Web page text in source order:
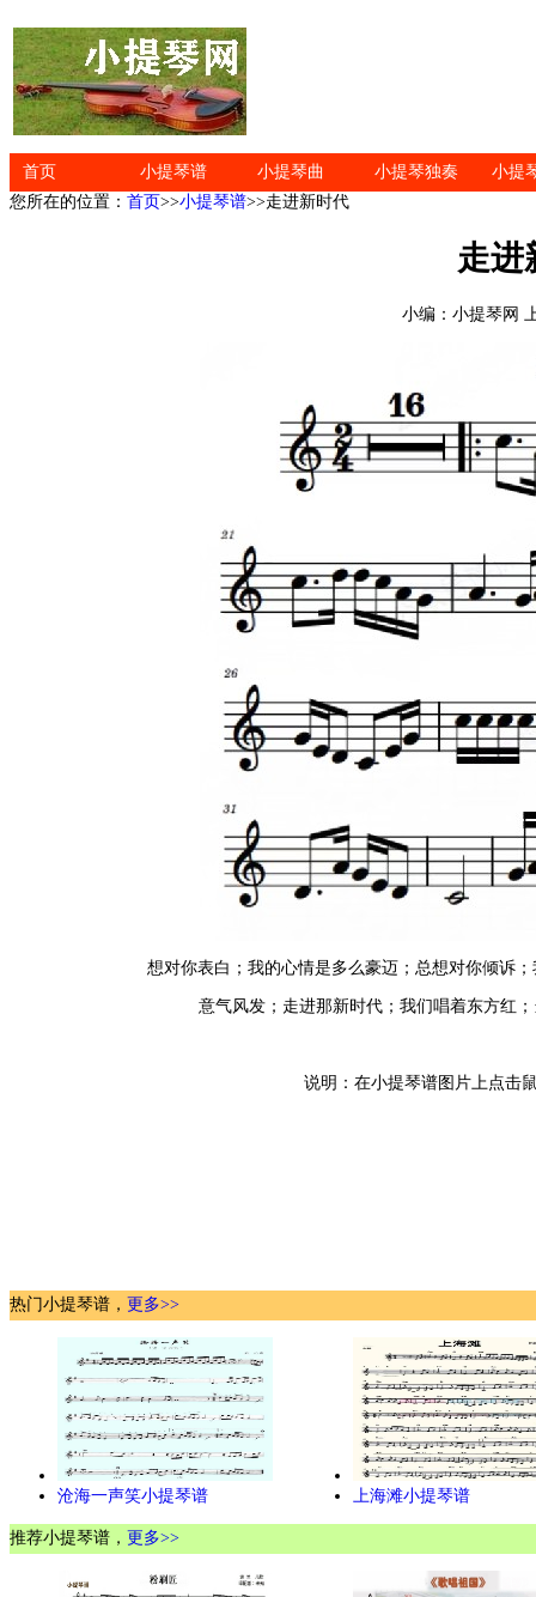
首页 小提琴谱 小提琴曲 小提琴独奏
小提
您所在的位置： 首页>>小提琴谱>>走进新时代
走进
小编：小提琴网
想对你表白；我的心情是多么豪迈；总想对你倾诉
意气风发；走进那新时代；我们唱着东方红
说明：在小提琴谱图片上点击
热门小提琴谱， 更多>>
沧海一声笑小提琴谱 上海滩小提琴谱
推荐小提琴谱， 更多>>